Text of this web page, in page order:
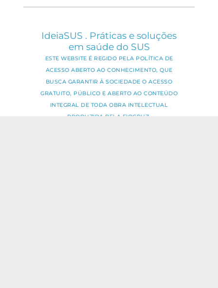
IdeiaSUS . Práticas e soluções
em saúde do SUS
ESTE WEBSITE É REGIDO PELA POLÍTICA DE
ACESSO ABERTO AO CONHECIMENTO, QUE
BUSCA GARANTIR À SOCIEDADE O ACESSO
GRATUITO, PÚBLICO E ABERTO AO CONTEÚDO
INTEGRAL DE TODA OBRA INTELECTUAL
PRODUZIDA PELA FIOCRUZ.